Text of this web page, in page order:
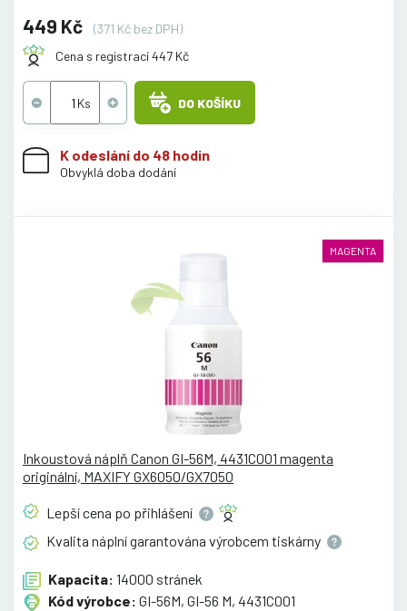
449 Kč
(371 Kč bez DPH)
Cena s registrací 447 Kč
DO KOŠÍKU
K odeslání do 48 hodin
Obvyklá doba dodání
MAGENTA
Inkoustová náplň Canon GI-56M, 4431C001 magenta
originální, MAXIFY GX6050/GX7050
Lepší cena po přihlášení
Kvalita náplní garantována výrobcem tiskárny
Kapacita: 14000 stránek
Kód výrobce: GI-56M, GI-56 M, 4431C001